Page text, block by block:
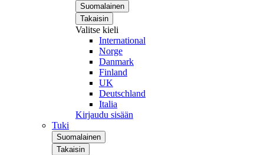
Suomalainen
Takaisin
Valitse kieli
International
Norge
Danmark
Finland
UK
Deutschland
Italia
Kirjaudu sisään
Tuki
Suomalainen
Takaisin